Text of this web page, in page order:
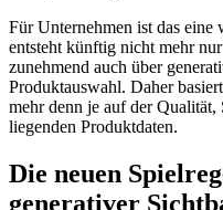
Für Unternehmen ist das
entsteht künftig nicht mehr
zunehmend auch über
Produktauswahl. Daher
mehr denn je auf der
liegenden Produktdaten.
Die neuen
generativer